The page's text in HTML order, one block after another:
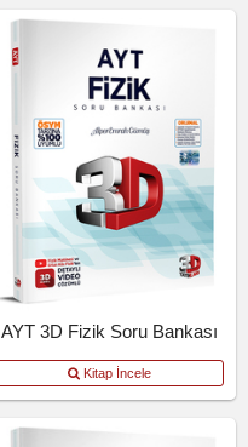
AYT 3D Fizik Soru Bankası
Kitap İncele